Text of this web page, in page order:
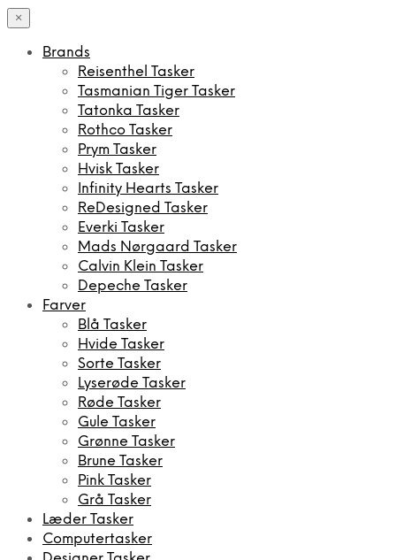
×
Brands
Reisenthel Tasker
Tasmanian Tiger Tasker
Tatonka Tasker
Rothco Tasker
Prym Tasker
Hvisk Tasker
Infinity Hearts Tasker
ReDesigned Tasker
Everki Tasker
Mads Nørgaard Tasker
Calvin Klein Tasker
Depeche Tasker
Farver
Blå Tasker
Hvide Tasker
Sorte Tasker
Lyserøde Tasker
Røde Tasker
Gule Tasker
Grønne Tasker
Brune Tasker
Pink Tasker
Grå Tasker
Læder Tasker
Computertasker